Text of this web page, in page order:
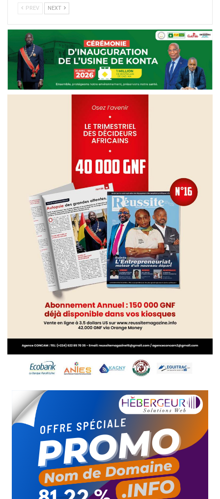
PREV NEXT